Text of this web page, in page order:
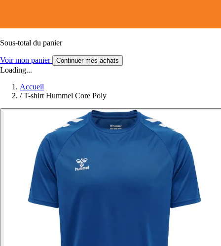
Sous-total du panier
Voir mon panier Continuer mes achats
Loading...
Accueil
/ T-shirt Hummel Core Poly